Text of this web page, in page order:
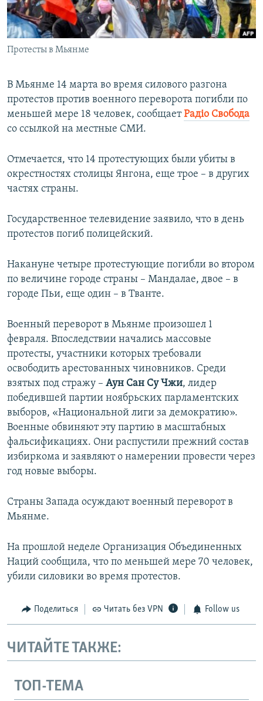
ПОБЕДИТЕЛЕЙ НЕ СУДЯТ?
КРЫМ.НЕПОКОРЕННЫЙ
ELIFBE
ПРИСОЕДИНЯЙТЕСЬ!
Все сайты RFE/RL
Протесты в Мьянме
В Мьянме 14 марта во время силового разгона
протестов против военного переворота погибли по
меньшей мере 18 человек, сообщаетРадіо Свобода
со ссылкой на местные СМИ.
Отмечается, что 14 протестующих были убиты в
окрестностях столицы Янгона, еще трое – в других
частях страны.
Государственное телевидение заявило, что в день
протестов погиб полицейский.
Накануне четыре протестующие погибли во втором
по величине городе страны – Мандалае, двое – в
городе Пьи, еще один – в Тванте.
Военный переворот в Мьянме произошел 1
февраля. Впоследствии начались массовые
протесты, участники которых требовали
освободить арестованных чиновников. Среди
взятых под стражу – Аун Сан Су Чжи, лидер
победившей партии ноябрьских парламентских
выборов, «Национальной лиги за демократию».
Военные обвиняют эту партию в масштабных
фальсификациях. Они распустили прежний состав
избиркома и заявляют о намерении провести через
год новые выборы.
Страны Запада осуждают военный переворот в
Мьянме.
На прошлой неделе Организация Объединенных
Наций сообщила, что по меньшей мере 70 человек,
убили силовики во время протестов.
Поделиться Читать без VPN Follow us
ЧИТАЙТЕ ТАКЖЕ:
ТОП-ТЕМА